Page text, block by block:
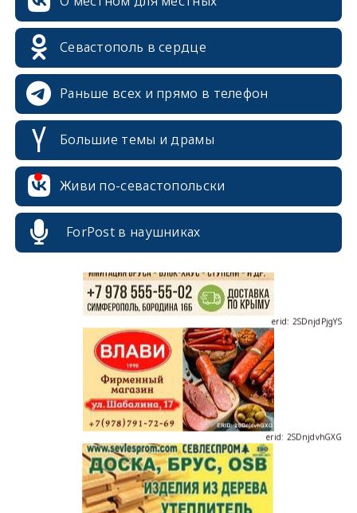
Севастополь в сердце
Раньше всех и прямо в телефон
Большие темы и драмы
Живи по-севастопольски
ForPost в наушниках
erid: 2SDnjcrDNw6
erid: 2SDnjdPjgYS
erid: 2SDnjdvhGXG